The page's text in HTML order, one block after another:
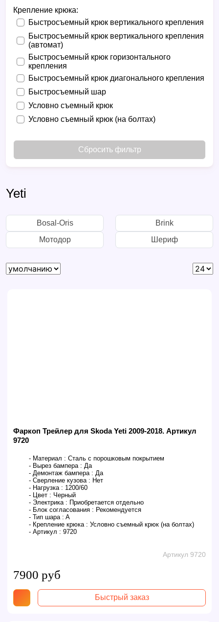
Крепление крюка:
Быстросъемный крюк вертикального крепления
Быстросъемный крюк вертикального крепления
(автомат)
Быстросъемный крюк горизонтального
крепления
Быстросъемный крюк диагонального крепления
Быстросъемный шар
Условно съемный крюк
Условно съемный крюк (на болтах)
Сбросить фильтр
Yeti
Bosal-Oris
Brink
Мотодор
Шериф
Фаркоп Трейлер для Skoda Yeti 2009-2018. Артикул
9720
- Материал : Сталь с порошковым покрытием
- Вырез бампера : Да
- Демонтаж бампера : Да
- Сверление кузова : Нет
- Нагрузка : 1200/60
- Цвет : Черный
- Электрика : Приобретается отдельно
- Блок согласования : Рекомендуется
- Тип шара : A
- Крепление крюка : Условно съемный крюк (на болтах)
- Артикул : 9720
Артикул 9720
7900 руб
Быстрый заказ